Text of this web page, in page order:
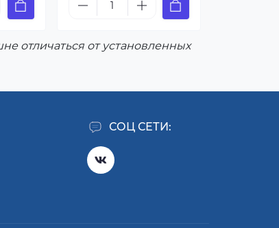
отличаться от установленных
СОЦ СЕТИ: